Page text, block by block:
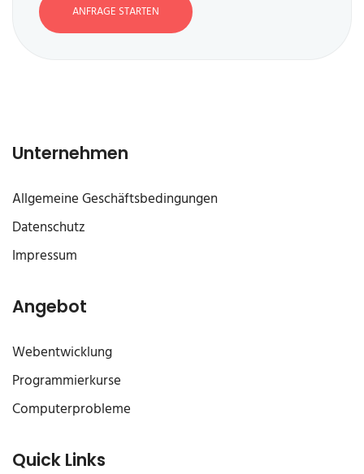
ANFRAGE STARTEN
Unternehmen
Allgemeine Geschäftsbedingungen
Datenschutz
Impressum
Angebot
Webentwicklung
Programmierkurse
Computerprobleme
Quick Links